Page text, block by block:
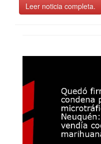
Leer noticia completa.